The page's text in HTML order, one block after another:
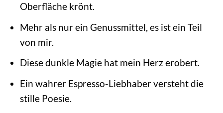
Oberfläche krönt.
Mehr als nur ein Genussmittel, es ist ein Teil
von mir.
Diese dunkle Magie hat mein Herz erobert.
Ein wahrer Espresso-Liebhaber versteht die
stille Poesie.